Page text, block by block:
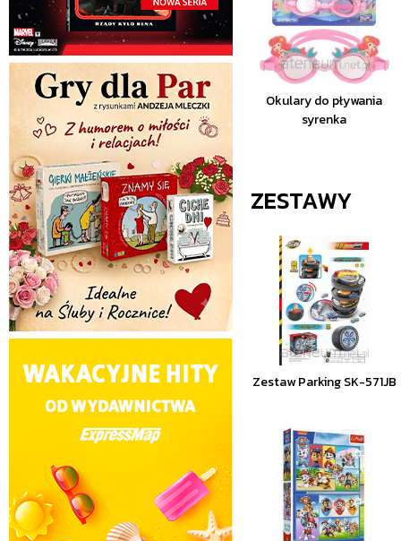
Okulary do pływania
syrenka
ZESTAWY
Zestaw Parking SK-571JB